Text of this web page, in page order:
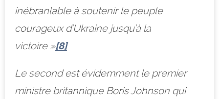
inébranlable à soutenir le peuple
courageux d’Ukraine jusqu’à la
victoire »[8]
Le second est évidemment le premier
ministre britannique Boris Johnson qui